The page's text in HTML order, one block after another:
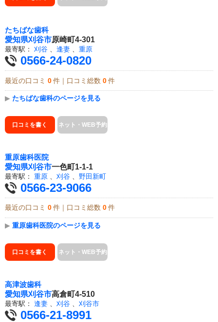
たちばな歯科
愛知県刈谷市原崎町4-301
最寄駅： 刈谷 、 逢妻 、 重原
0566-24-0820
最近の口コミ 0 件｜口コミ総数 0 件
▶ たちばな歯科のページを見る
口コミを書く ネット・WEB予約
重原歯科医院
愛知県刈谷市一色町1-1-1
最寄駅： 重原 刈谷 野田新町
0566-23-9066
最近の口コミ 0 件｜口コミ総数 0 件
▶ 重原歯科医院のページを見る
口コミを書く ネット・WEB予約
高津波歯科
愛知県刈谷市高倉町4-510
最寄駅： 逢妻 刈谷 刈谷市
0566-21-8991